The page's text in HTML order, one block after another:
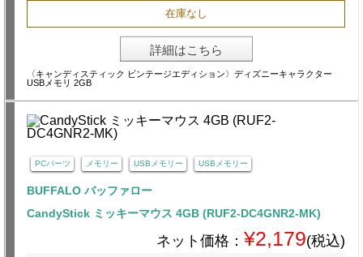
在庫なし
詳細はこちら
〈キャンディスティック ビンテージエディション〉ディズニーキャラクター
USBメモリ 2GB
PCパーツ メモリー USBメモリー USBメモリー
BUFFALO バッファロー
CandyStick ミッキーマウス 4GB (RUF2-DC4GNR2-MK)
ネット価格： ¥2,179(税込)